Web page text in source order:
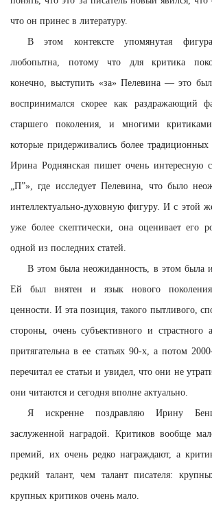
что он принес в литературу.
В этом контексте упомянутая
любопытна, потому что для критика
конечно, выступить «за» Пелевина — это
воспринимался скорее как раздражающий
старшего поколения, и многими
которые придерживались более
Ирина Роднянская пишет очень интересную
„П”», где исследует Пелевина, что было
интеллектуально-духовную фигуру. И с этой
уже более скептически, она оценивает его
одной из последних статей.
В этом была неожиданность, в этом была
Ей был внятен и язык нового
ценности. И эта позиция, такого пытливого,
стороны, очень субъективного и страстного
притягательна в ее статьях 90-х, а потом
перечитал ее статьи и увидел, что они не
они читаются и сегодня вполне актуально.
Я искренне поздравляю Ирину
заслуженной наградой. Критиков вообще
премий, их очень редко награждают, а
редкий талант, чем талант писателя:
крупных критиков очень мало.